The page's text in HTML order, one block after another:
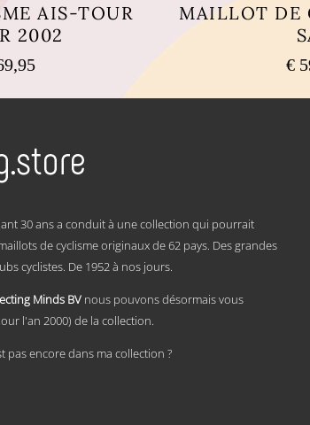
AIS-TOUR
2002
Plage
prix :
à
€ 69,95
MAILLOT DE
€
30 ans a conduit à une collection qui pourrait
de cyclisme originaux de 62 pays. Des grandes
cyclistes. De 1952 à nos jours.
Minds BV nous pouvons désormais vous
l'an 2000) de la collection.
pas encore dans ma collection ?